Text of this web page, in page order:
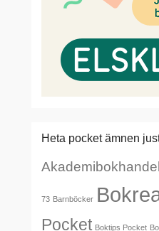
Heta pocket ämnen
73 Barnböcker
Pocket Boktips Pocket